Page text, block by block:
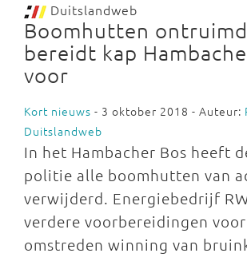
Duitslandweb
Boomhutten
bereidt kap
voor
Kort nieuws - 3 oktober 2018 - Auteur:
Duitslandweb
In het Hambacher Bos heeft
politie alle boomhutten van
verwijderd. Energiebedrijf
verdere voorbereidingen
omstreden winning van